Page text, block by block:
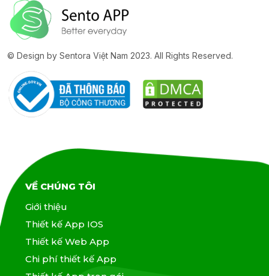
© Design by Sentora Việt Nam 2023. All Rights Reserved.
VỀ CHÚNG TÔI
Giới thiệu
Thiết kế App IOS
Thiết kế Web App
Chi phí thiết kế App